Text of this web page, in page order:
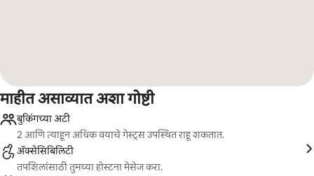
माहीत असाव्यात अशा गोष्टी
बुकिंगच्या अटी
2 आणि त्याहून अधिक वयाचे गेस्ट्स उपस्थित राहू शकतात.
ॲक्सेसिबिलिटी
तपशिलांसाठी तुमच्या होस्टना मेसेज करा.